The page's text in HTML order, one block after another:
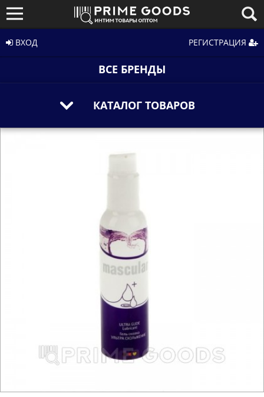
ВХОД РЕГИСТРАЦИЯ
ВСЕ БРЕНДЫ
КАТАЛОГ ТОВАРОВ